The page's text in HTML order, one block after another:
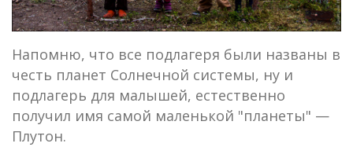
Напомню, что все подлагеря были названы в
честь планет Солнечной системы, ну и
подлагерь для малышей, естественно
получил имя самой маленькой "планеты" —
Плутон.